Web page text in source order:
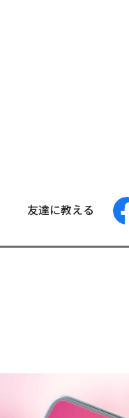
友達に教える